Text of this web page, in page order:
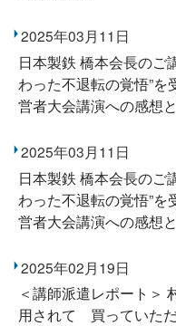
2025年03月11日
日本製鉄 橋本会長の
わった不退転の覚悟”
営者大会講演への感想
2025年03月11日
日本製鉄 橋本会長の
わった不退転の覚悟”
営者大会講演への感想
2025年02月19日
＜講師派遣レポート＞
用されて 買っていただ